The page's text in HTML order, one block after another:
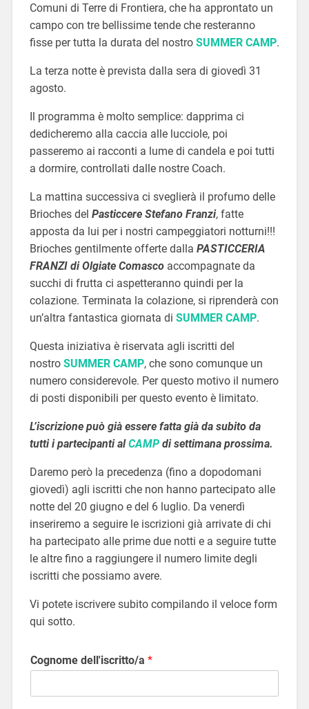
Comuni di Terre di Frontiera, che ha approntato un
campo con tre bellissime tende che resteranno
fisse per tutta la durata del nostro SUMMER CAMP.
La terza notte è prevista dalla sera di giovedì 31
agosto.
Il programma è molto semplice: dapprima ci
dedicheremo alla caccia alle lucciole, poi
passeremo ai racconti a lume di candela e poi tutti
a dormire, controllati dalle nostre Coach.
La mattina successiva ci sveglierà il profumo delle
Brioches del Pasticcere Stefano Franzi, fatte
apposta da lui per i nostri campeggiatori notturni!!!
Brioches gentilmente offerte dalla PASTICCERIA
FRANZI di Olgiate Comascoaccompagnate da
succhi di frutta ci aspetteranno quindi per la
colazione. Terminata la colazione, si riprenderà con
un’altra fantastica giornata di SUMMER CAMP.
Questa iniziativa è riservata agli iscritti del
nostro SUMMER CAMP, che sono comunque un
numero considerevole. Per questo motivo il numero
di posti disponibili per questo evento è limitato.
L’iscrizione può già essere fatta già da subito da
tutti i partecipanti alCAMP di settimana prossima.
Daremo però la precedenza (fino a dopodomani
giovedì) agli iscritti che non hanno partecipato alle
notte del 20 giugno e del 6 luglio. Da venerdì
inseriremo a seguire le iscrizioni già arrivate di chi
ha partecipato alle prime due notti e a seguire tutte
le altre fino a raggiungere il numero limite degli
iscritti che possiamo avere.
Vi potete iscrivere subito compilando il veloce form
qui sotto.
Cognome dell'iscritto/a *